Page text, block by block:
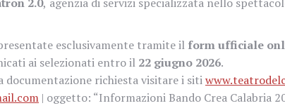
esclusivamente tramite il form ufficiale
ai selezionati entro il 22 giugno 2026.
richiesta visitare i siti
| oggetto: “Informazioni Bando Crea Calabria